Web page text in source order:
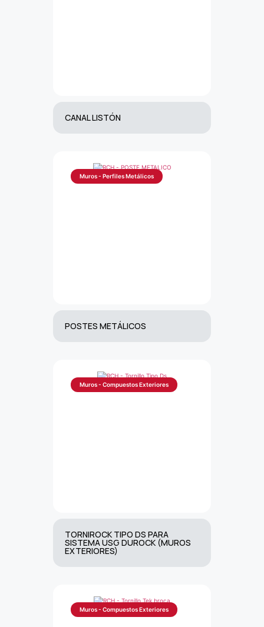
CANAL LISTÓN
Muros - Perfiles Metálicos
POSTES METÁLICOS
Muros - Compuestos Exteriores
TORNIROCK TIPO DS PARA
SISTEMA USG DUROCK (MUROS
EXTERIORES)
Muros - Compuestos Exteriores